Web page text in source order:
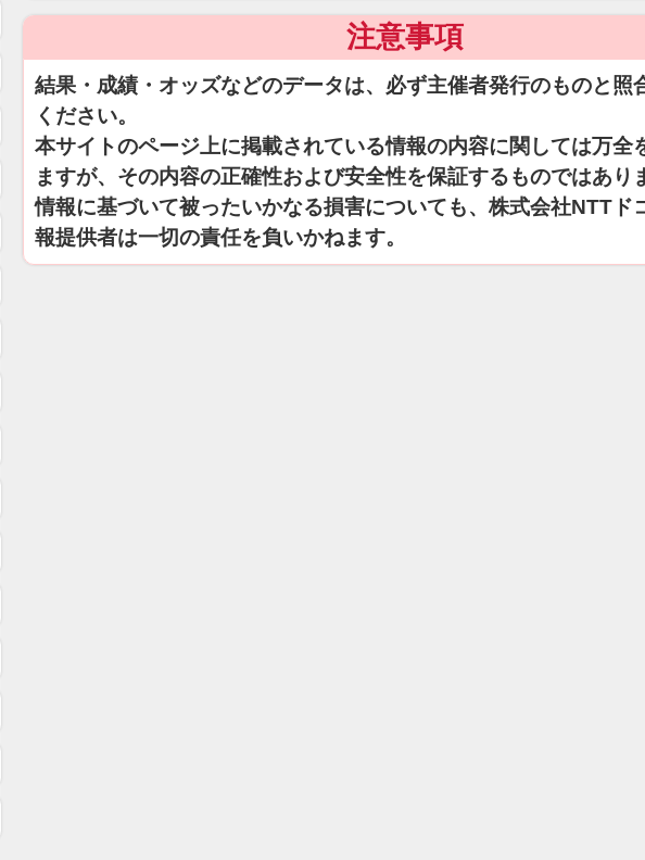
注意事項
結果・成績・オッズなどのデータは、必ず主催者発行のものと照
ください。
本サイトのページ上に掲載されている情報の内容に関しては万全
ますが、その内容の正確性および安全性を保証するものではあり
情報に基づいて被ったいかなる損害についても、株式会社NTTド
報提供者は一切の責任を負いかねます。